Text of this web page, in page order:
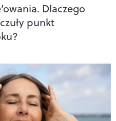
Dlaczego
punkt